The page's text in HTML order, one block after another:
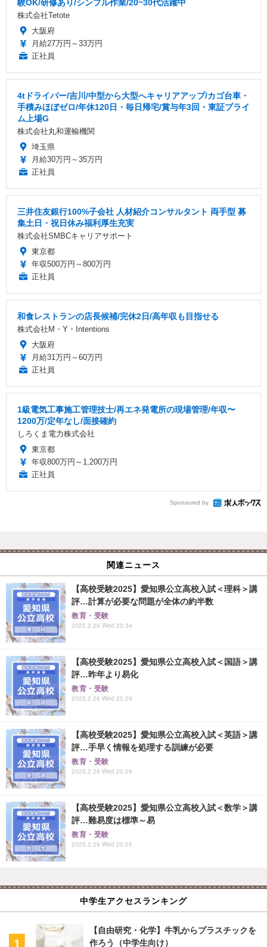
験OK/研修あり/シンプル作業/20~30代活躍中
株式会社Tetote
大阪府
月給27万円～33万円
正社員
4tドライバー/吉川/中型から大型へキャリアアップ/カゴ台車・
手積みほぼゼロ/年休120日・毎日帰宅/賞与年3回・東証プライ
ム上場G
株式会社丸和運輸機関
埼玉県
月給30万円～35万円
正社員
三井住友銀行100%子会社 人材紹介コンサルタント 両手型 募
集土日・祝日休み福利厚生充実
株式会社SMBCキャリアサポート
東京都
年収500万円～800万円
正社員
和食レストランの店長候補/完休2日/高年収も目指せる
株式会社M・Y・Intentions
大阪府
月給31万円～60万円
正社員
1級電気工事施工管理技士/再エネ発電所の現場管理/年収〜
1200万/定年なし/面接確約
しろくま電力株式会社
東京都
年収800万円～1,200万円
正社員
Sponsored by
関連ニュース
【高校受験2025】愛知県公立高校入試＜理科＞講
評…計算が必要な問題が全体の約半数
教育・受験
2025.2.26 Wed 20:34
【高校受験2025】愛知県公立高校入試＜国語＞講
評…昨年より易化
教育・受験
2025.2.26 Wed 20:29
【高校受験2025】愛知県公立高校入試＜英語＞講
評…手早く情報を処理する訓練が必要
教育・受験
2025.2.26 Wed 20:24
【高校受験2025】愛知県公立高校入試＜数学＞講
評…難易度は標準～易
教育・受験
2025.2.26 Wed 20:25
中学生アクセスランキング
【自由研究・化学】牛乳からプラスチックを
作ろう（中学生向け）